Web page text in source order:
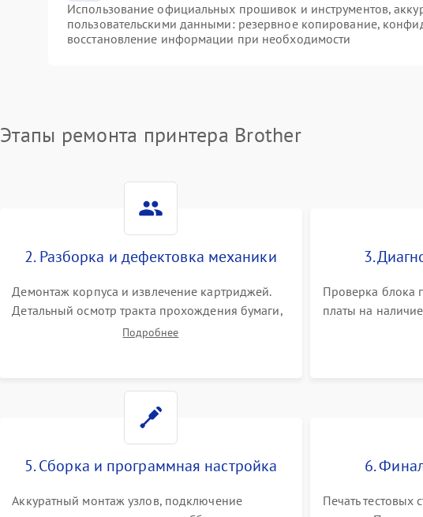
Использование официальных прошивок и инструментов,
пользовательскими данными: резервное копирование,
восстановление информации при необходимости
Этапы ремонта принтера Brother
2. Разборка и дефектовка механики
Демонтаж корпуса и извлечение картриджей.
Детальный осмотр тракта прохождения бумаги,
шестерней привода, роликов захвата и узла
Подробнее
3.
Проверка блока
платы на
Тестирование
5. Сборка и программная настройка
Аккуратный монтаж узлов, подключение
6.
Печать тестовых